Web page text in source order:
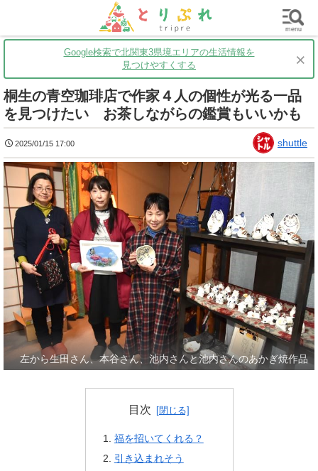
茨城 グルメ 買い物 子育て
Google検索で北関東3県境エリアの生活情報を
見つけやすくする
×
桐生の青空珈琲店で作家４人の個性が光る一品
を見つけたい お茶しながらの鑑賞もいいかも
2025/01/15 17:00 shuttle
左から生田さん、本谷さん、池内さんと池内さんのあかぎ焼作品
目次
福を招いてくれる？
引き込まれそう
menu